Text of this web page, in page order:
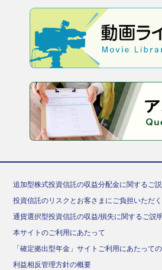
追加型株式投資信託の収益分配金に関するご
投資信託のリスクとお客さまにご負担いただ
通貨選択型投資信託の収益/損失に関するご説明
本サイトのご利用にあたって
「確定拠出型年金」サイトご利用にあたって
利益相反管理方針の概要